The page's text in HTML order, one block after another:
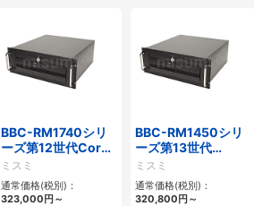
BBC-RM1740シリ
ーズ第12世代Core
省スペースラックマ
ウントFAPC4PCI・
3PCIe
ミスミ
通常価格(税別)：
323,000円～
BBC-RM1450シリ
ーズ第13世代
Core・12世代
Celeron対応ラック
マウント4PCIe
ミスミ
通常価格(税別)：
320,800円～